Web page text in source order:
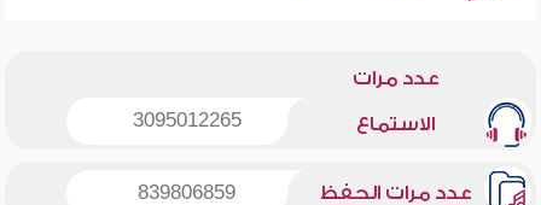
عدد مرات
الاستماع 3095012265
عدد مرات الحفظ 839806859